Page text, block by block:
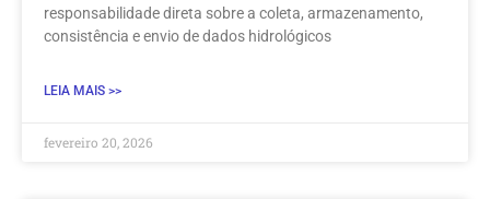
responsabilidade direta sobre a coleta, armazenamento,
consistência e envio de dados hidrológicos
LEIA MAIS >>
fevereiro 20, 2026